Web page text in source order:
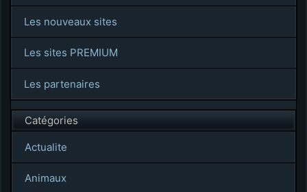
Les nouveaux sites
Les sites PREMIUM
Les partenaires
Catégories
Actualite
Animaux